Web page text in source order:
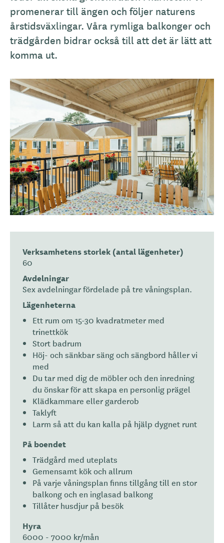
g
promenerar till ängen och följer naturens
årstidsväxlingar. Våra rymliga balkonger och
trädgården bidrar också till att det är lätt att
komma ut.
Verksamhetens storlek (antal lägenheter)
60
Avdelningar
Sex avdelningar fördelade på tre våningsplan.
Lägenheterna
Ett rum om 15-30 kvadratmeter med
trinettkök
Stort badrum
Höj- och sänkbar säng och sängbord håller vi
med
Du tar med dig de möbler och den inredning
du önskar för att skapa en personlig prägel
Klädkammare eller garderob
Taklyft
Larm så att du kan kalla på hjälp dygnet runt
På boendet
Trädgård med uteplats
Gemensamt kök och allrum
På varje våningsplan finns tillgång till en stor
balkong och en inglasad balkong
Tillåter husdjur på besök
Hyra
6000 - 7000 kr/mån